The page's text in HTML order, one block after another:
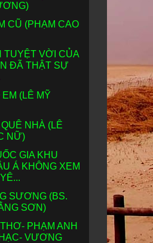
CŨ (PHẠM CAO
TUYỆT VỜI CỦA
ĐÃ THẬT SỰ
(LÊ MỸ
NHÀ (LÊ
NỮ)
GIA KHU
Á KHÔNG XEM
SƯƠNG (BS.
SƠN)
PHẠM ANH
VƯƠNG